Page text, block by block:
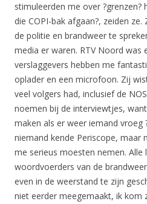
stimuleerden me over ?grenzen?
die COPI-bak afgaan?, zeiden
de politie en brandweer te
media er waren. RTV Noord was
verslaggevers hebben me
oplader en een microfoon. Zij
veel volgers had, inclusief de
noemen bij de interviewtjes,
maken als er weer iemand vroeg
niemand kende Periscope, maar
me serieus moesten nemen.
woordvoerders van de
even in de weerstand te zijn
niet eerder meegemaakt, ik kom